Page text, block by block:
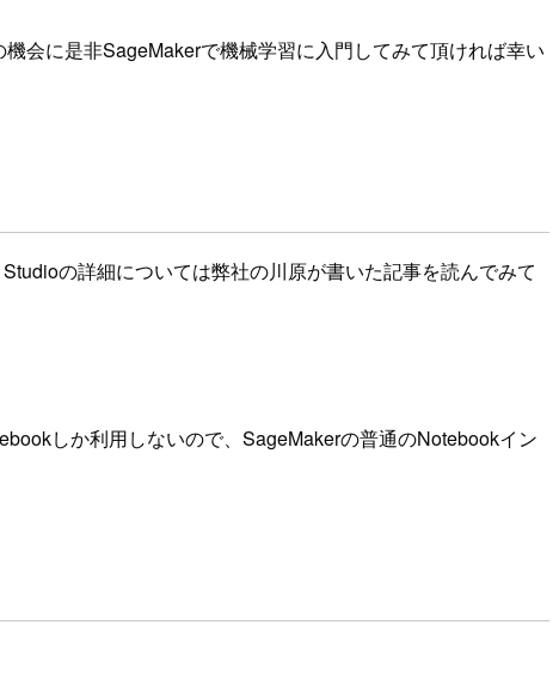
会に是非SageMakerで機械学習に入門してみて頂ければ幸い
の詳細については弊社の川原が書いた記事を読んでみて
しか利用しないので、SageMakerの普通のNotebookイン